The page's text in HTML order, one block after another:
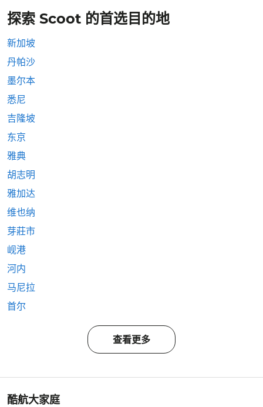
探索 Scoot 的首选目的地
新加坡
丹帕沙
墨尔本
悉尼
吉隆坡
东京
雅典
胡志明
雅加达
维也纳
芽莊市
岘港
河内
马尼拉
首尔
查看更多
酷航大家庭